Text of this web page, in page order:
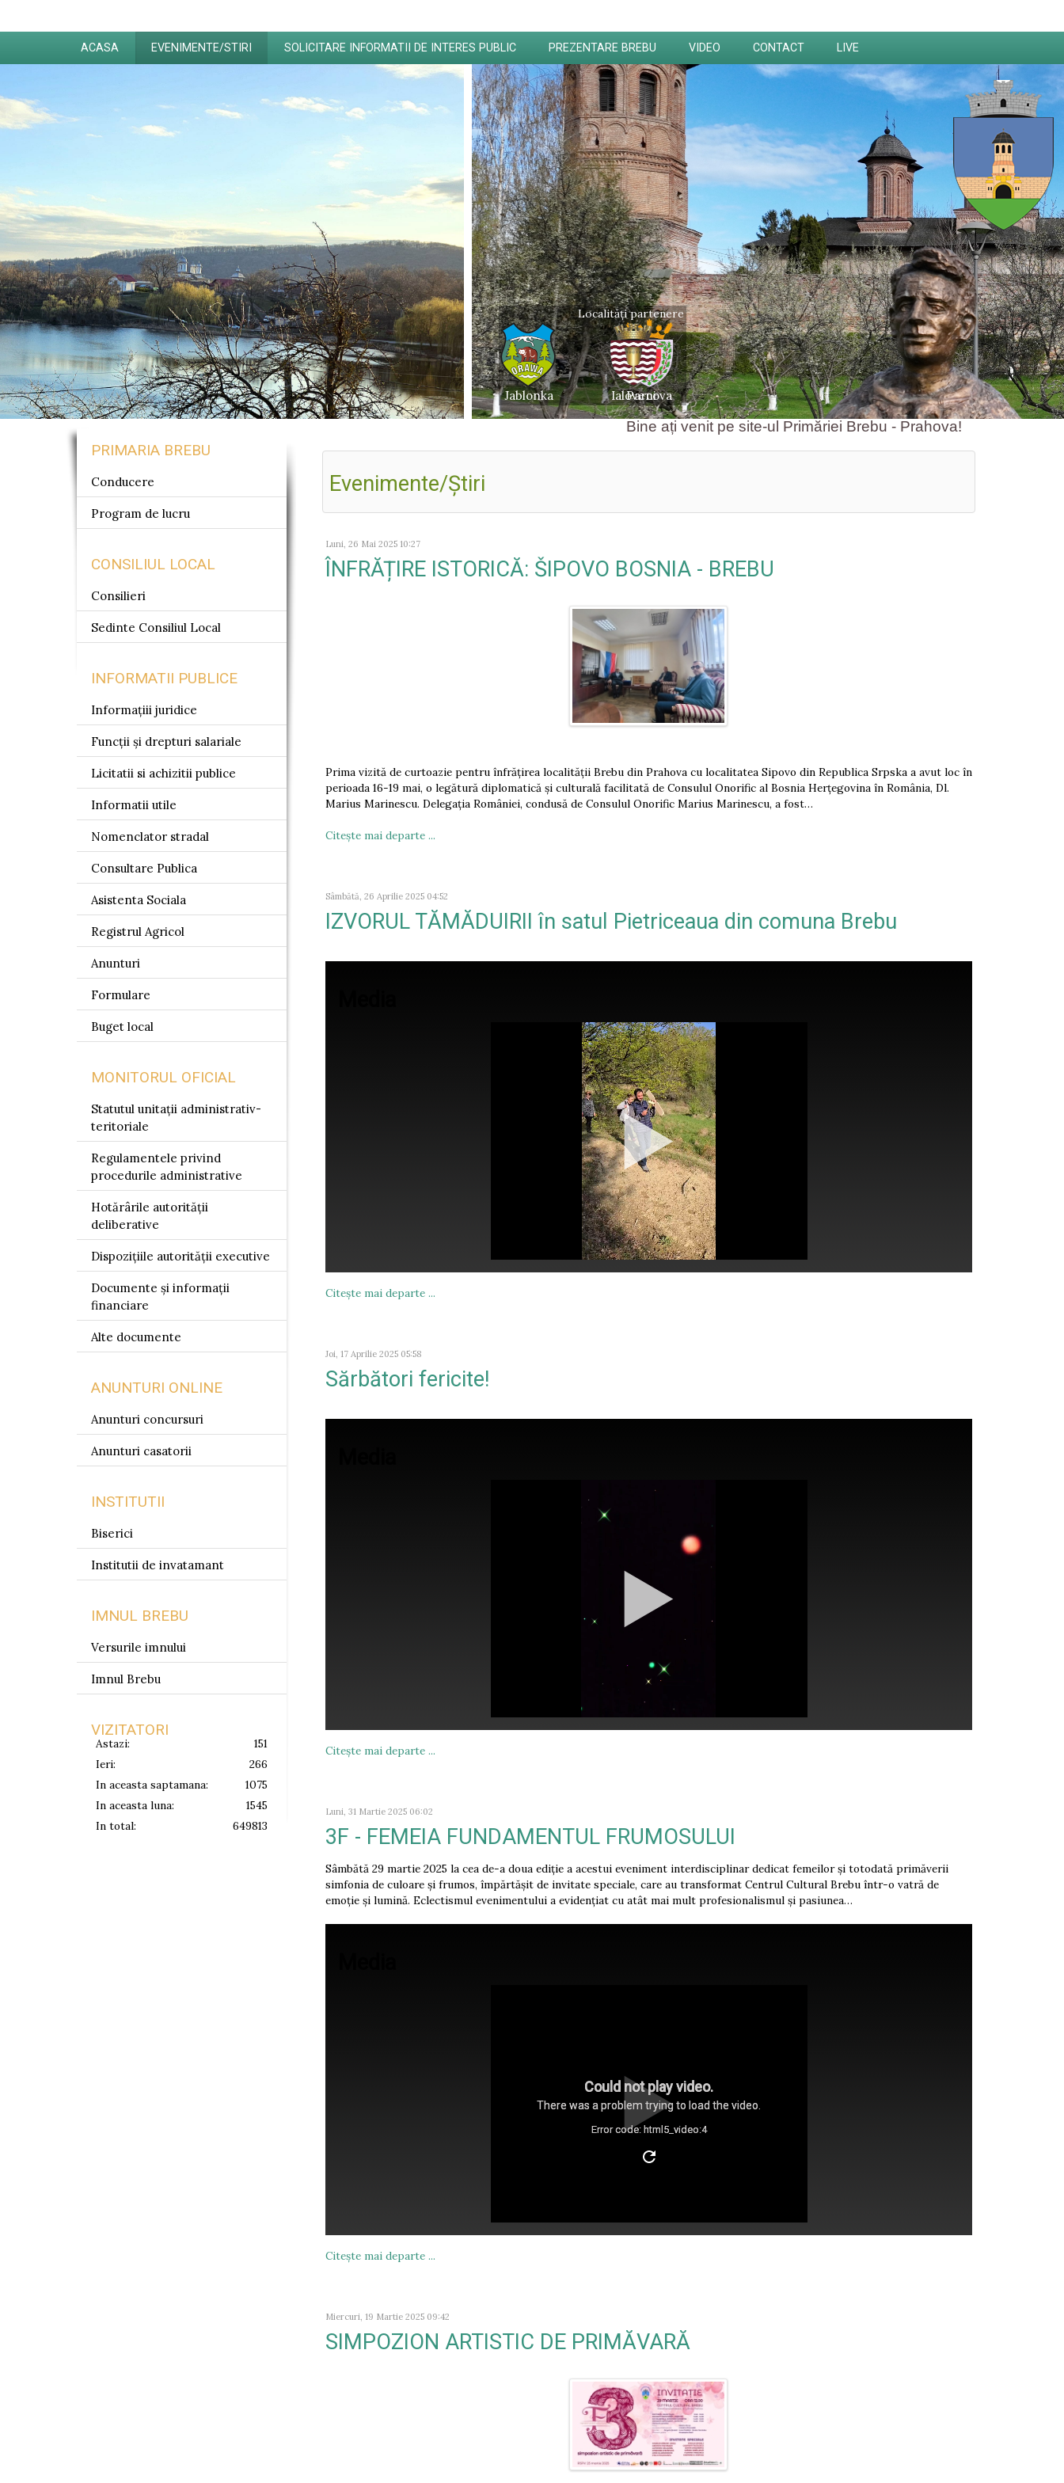
ACASA EVENIMENTE/STIRI SOLICITARE INFORMATII DE INTERES PUBLIC PREZENTARE BREBU VIDEO CONTACT LIVE
Localități partenere
Jablonka Parcova
Ialoveni
Bine ați venit pe site-ul Primăriei Brebu - Prahova!
Evenimente/Ştiri
Luni, 26 Mai 2025 10:27
ÎNFRĂȚIRE ISTORICĂ: ŠIPOVO BOSNIA - BREBU
Prima vizită de curtoazie pentru înfrățirea localității Brebu din Prahova cu localitatea Sipovo din Republica Srpska a avut loc în
perioada 16-19 mai, o legătură diplomatică și culturală facilitată de Consulul Onorific al Bosnia Herțegovina în România, Dl.
Marius Marinescu. Delegația României, condusă de Consulul Onorific Marius Marinescu, a fost…
Citeşte mai departe ...
Sâmbătă, 26 Aprilie 2025 04:52
IZVORUL TĂMĂDUIRII în satul Pietriceaua din comuna Brebu
Citeşte mai departe ...
Joi, 17 Aprilie 2025 05:58
Sărbători fericite!
Citeşte mai departe ...
Luni, 31 Martie 2025 06:02
3F - FEMEIA FUNDAMENTUL FRUMOSULUI
Sâmbătă 29 martie 2025 la cea de-a doua ediție a acestui eveniment interdisciplinar dedicat femeilor și totodată primăverii
simfonia de culoare și frumos, împărtășit de invitate speciale, care au transformat Centrul Cultural Brebu într-o vatră de
emoție și lumină. Eclectismul evenimentului a evidențiat cu atât mai mult profesionalismul și pasiunea…
Could not play video.
There was a problem trying to load the video.
Error code: html5_video:4
Citeşte mai departe ...
Miercuri, 19 Martie 2025 09:42
SIMPOZION ARTISTIC DE PRIMĂVARĂ
PRIMARIA BREBU
Conducere
Program de lucru
CONSILIUL LOCAL
Consilieri
Sedinte Consiliul Local
INFORMATII PUBLICE
Informațiii juridice
Funcții și drepturi salariale
Licitatii si achizitii publice
Informatii utile
Nomenclator stradal
Consultare Publica
Asistenta Sociala
Registrul Agricol
Anunturi
Formulare
Buget local
MONITORUL OFICIAL
Statutul unitații administrativ-
teritoriale
Regulamentele privind
procedurile administrative
Hotărârile autorității
deliberative
Dispozițiile autorității executive
Documente și informații
financiare
Alte documente
ANUNTURI ONLINE
Anunturi concursuri
Anunturi casatorii
INSTITUTII
Biserici
Institutii de invatamant
IMNUL BREBU
Versurile imnului
Imnul Brebu
VIZITATORI
Astazi:
151
Ieri:
266
In aceasta saptamana:
1075
In aceasta luna:
1545
In total:
649813